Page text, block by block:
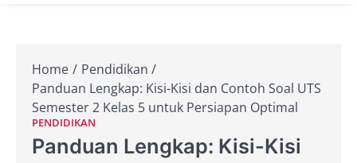
Home
Pendidikan
Panduan Lengkap: Kisi-Kisi dan Contoh Soal UTS
Semester 2 Kelas 5 untuk Persiapan Optimal
PENDIDIKAN
Panduan Lengkap: Kisi-Kisi